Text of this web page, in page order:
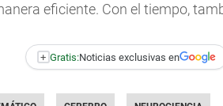
eficiente. Con el tiempo,
+ Gratis:Noticias exclusivas en